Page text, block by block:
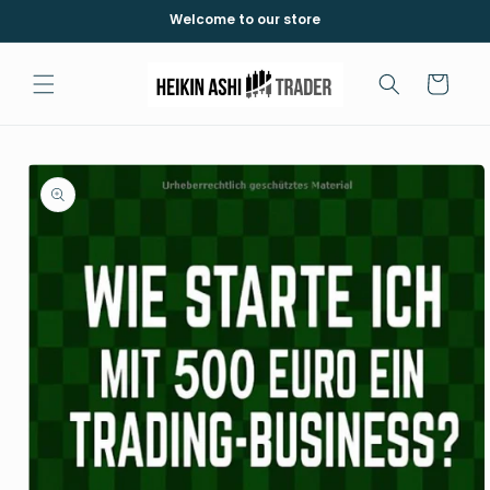
Welcome to our store
Cart
Skip to
product
information